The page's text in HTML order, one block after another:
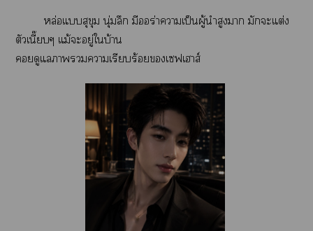
หล่อแสุขุม นุ่มลึก มีร่าาเป็นผู้นำสูงา มักะแต่ง
ตัวเนี๊ยบๆ แม้ะอยู่ใบ้าน
ดูแลาาเรียบร้อยเฟเาส์